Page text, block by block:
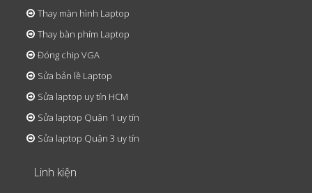
Thay màn hình Laptop
Thay bàn phím Laptop
Đóng chip VGA
Sửa bản lề Laptop
Sửa laptop uy tín HCM
Sửa laptop Quận 1 uy tín
Sửa laptop Quận 3 uy tín
Linh kiện